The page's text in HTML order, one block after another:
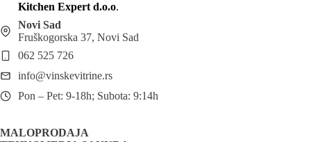
Kitchen Expert d.o.o.
Novi Sad
Fruškogorska 37, Novi Sad
062 525 726
info@vinskevitrine.rs
Pon – Pet: 9-18h; Subota: 9:14h
MALOPRODAJA